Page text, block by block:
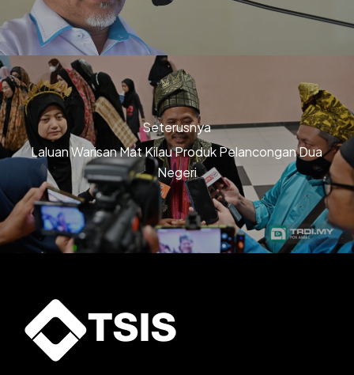
Seterusnya
Laluan Warisan Mat Kilau Produk Pelancongan Dua
Negeri